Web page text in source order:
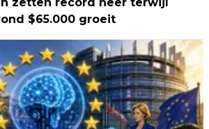
zetten record neer terwijl
$65.000 groeit